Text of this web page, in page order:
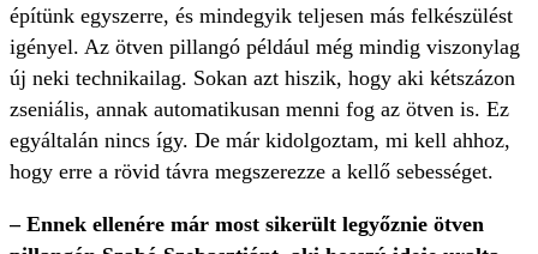
építünk egyszerre, és mindegyik teljesen más felkészülést
igényel. Az ötven pillangó például még mindig viszonylag
új neki technikailag. Sokan azt hiszik, hogy aki kétszázon
zseniális, annak automatikusan menni fog az ötven is. Ez
egyáltalán nincs így. De már kidolgoztam, mi kell ahhoz,
hogy erre a rövid távra megszerezze a kellő sebességet.
– Ennek ellenére már most sikerült legyőznie ötven